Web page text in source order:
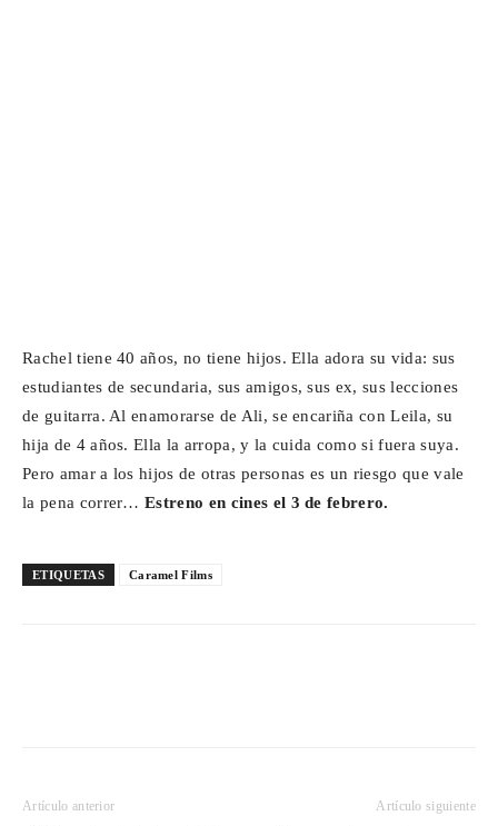
Rachel tiene 40 años, no tiene hijos. Ella adora su vida: sus
estudiantes de secundaria, sus amigos, sus ex, sus lecciones
de guitarra. Al enamorarse de Ali, se encariña con Leila, su
hija de 4 años. Ella la arropa, y la cuida como si fuera suya.
Pero amar a los hijos de otras personas es un riesgo que vale
la pena correr…Estreno en cines el 3 de febrero.
ETIQUETAS Caramel Films
Artículo anterior Artículo siguiente